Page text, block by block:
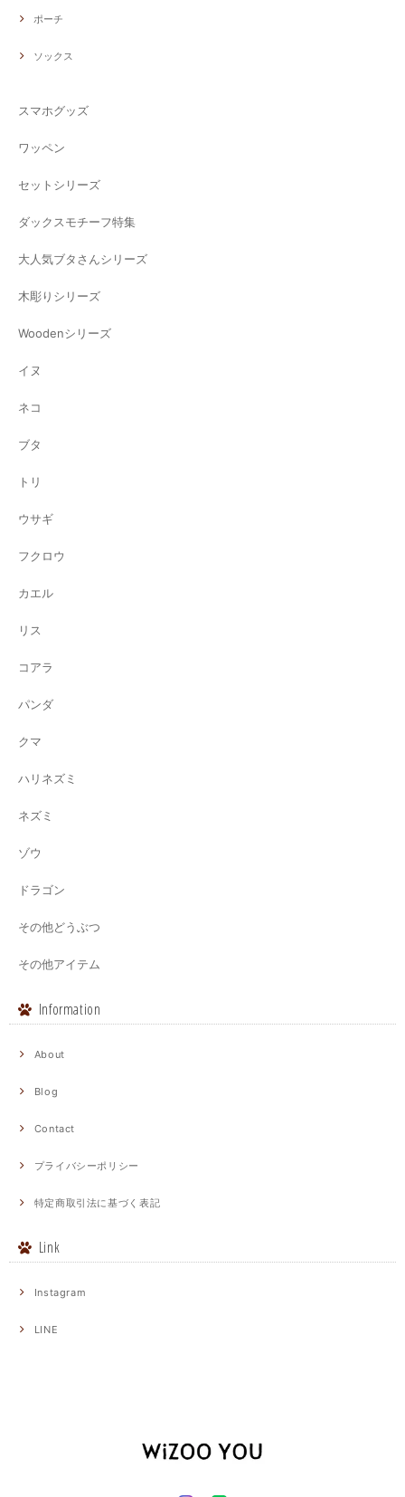
ポーチ
ソックス
スマホグッズ
ワッペン
セットシリーズ
ダックスモチーフ特集
大人気ブタさんシリーズ
木彫りシリーズ
Woodenシリーズ
イヌ
ネコ
ブタ
トリ
ウサギ
フクロウ
カエル
リス
コアラ
パンダ
クマ
ハリネズミ
ネズミ
ゾウ
ドラゴン
その他どうぶつ
その他アイテム
Information
About
Blog
Contact
プライバシーポリシー
特定商取引法に基づく表記
Link
Instagram
LINE